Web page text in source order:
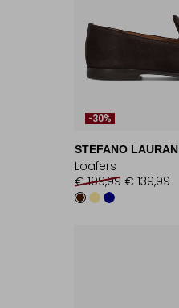
-30%
STEFANO LAURAN
Loafers
€ 199,99 € 139,99